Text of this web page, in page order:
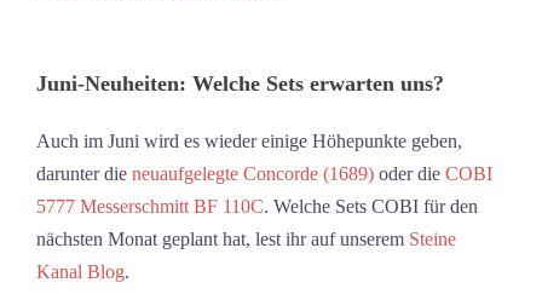
Juni-Neuheiten: Welche Sets erwarten uns?
Auch im Juni wird es wieder einige Höhepunkte geben,
darunter die neuaufgelegte Concorde (1689) oder die COBI
5777 Messerschmitt BF 110C. Welche Sets COBI für den
nächsten Monat geplant hat, lest ihr auf unserem Steine
Kanal Blog.